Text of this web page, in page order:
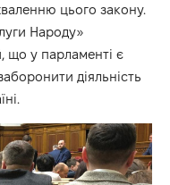
цього закону.
Народу»
що у парламенті є
діяльність